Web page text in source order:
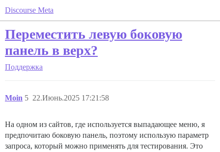
Discourse Meta
Переместить левую боковую
панель в верх?
Поддержка
Moin 22.Июнь.2025 17:21:58
5
На одном из сайтов, где используется выпадающее меню, я
предпочитаю боковую панель, поэтому использую параметр
запроса, который можно применять для тестирования. Это